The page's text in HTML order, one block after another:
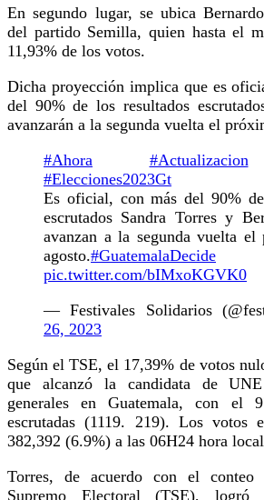
En segundo lugar, se ubica
del partido Semilla, quien hasta el
11,93% de los votos.
Dicha proyección implica que es
del 90% de los resultados
avanzarán a la segunda vuelta el
#Ahora
#Actualizacion
#Elecciones2023Gt
Es oficial, con más del 90%
escrutados Sandra Torres y
avanzan a la segunda vuelta
agosto.#GuatemalaDecide
pic.twitter.com/bIMxoKGVK0
— Festivales Solidarios
26, 2023
Según el TSE, el 17,39% de votos
que alcanzó la candidata de
generales en Guatemala, con el
escrutadas (1119. 219). Los votos
382,392 (6.9%) a las 06H24 hora
Torres, de acuerdo con el
Supremo Electoral (TSE), logró